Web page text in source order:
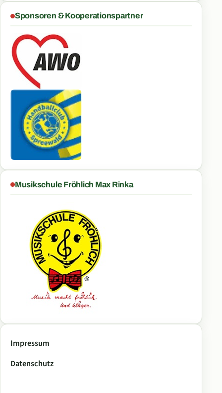
Sponsoren & Kooperationspartner
Musikschule Fröhlich Max Rinka
Impressum
Datenschutz